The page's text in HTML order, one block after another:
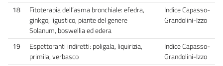
18
Fitoterapia dell’asma bronchiale: efedra,
ginkgo, ligustico, piante del genere
Solanum, boswellia ed edera
Indice Capasso-
Grandolini-Izzo
19
Espettoranti indiretti: poligala, liquirizia,
primila, verbasco
Indice Capasso-
Grandolini-Izzo